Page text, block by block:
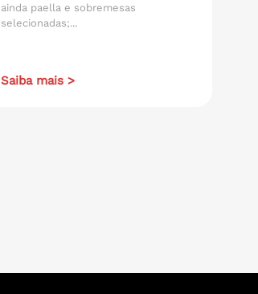
ainda paella e sobremesas
selecionadas;...
Saiba mais >